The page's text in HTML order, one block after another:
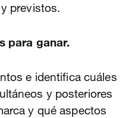
previstos.
para ganar.
e identifica cuáles
y posteriores
y qué aspectos